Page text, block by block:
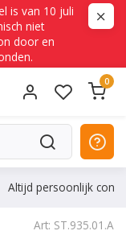
is van 10 juli
niet
door en
0
Altijd persoonlijk
Art: ST.935.01.A